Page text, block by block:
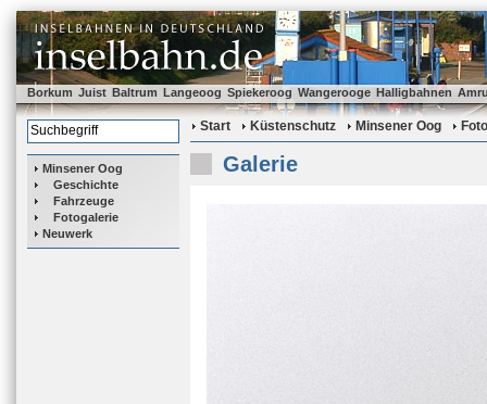
Borkum Juist Baltrum Langeoog Spiekeroog Wangerooge Halligbahnen
Minsener Oog
Geschichte
Fahrzeuge
Fotogalerie
Neuwerk
Start Küstenschutz Minsener Oog
Galerie